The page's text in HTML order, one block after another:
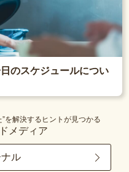
のスケジュールについ
を解決するヒントが見つかる
メディア
ル